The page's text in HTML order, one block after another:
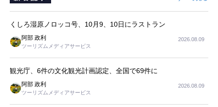
くしろ湿原ノロッコ号、10月9、10日にラストラン
阿部 政利
ツーリズムメディアサービス
2026.08.09
観光庁、6件の文化観光計画認定、全国で69件に
阿部 政利
ツーリズムメディアサービス
2026.08.09